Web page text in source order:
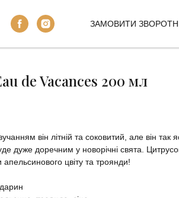
ЗАМОВИТИ
de Vacances 200 мл
він літній та соковитий, але він так
дуже доречним у новорічні свята.
цвіту та троянди!